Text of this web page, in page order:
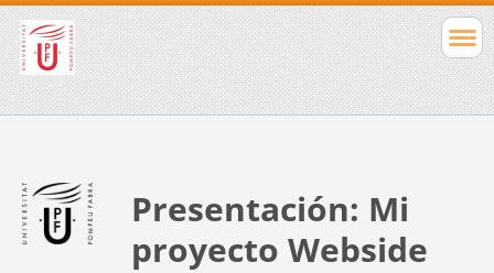
Presentación: Mi
proyecto Webside